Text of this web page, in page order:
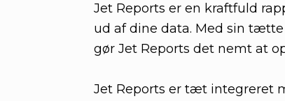
Jet Reports er en kraftfuld
ud af dine data. Med sin
gør Jet Reports det nemt at
Jet Reports er tæt integreret